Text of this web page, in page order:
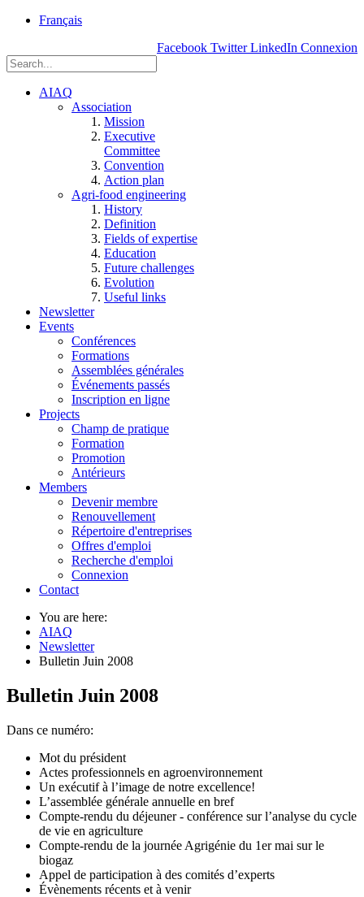
Français
Facebook Twitter LinkedIn Connexion
AIAQ
Association
Mission
Executive
Committee
Convention
Action plan
Agri-food engineering
History
Definition
Fields of expertise
Education
Future challenges
Evolution
Useful links
Newsletter
Events
Conférences
Formations
Assemblées générales
Événements passés
Inscription en ligne
Projects
Champ de pratique
Formation
Promotion
Antérieurs
Members
Devenir membre
Renouvellement
Répertoire d'entreprises
Offres d'emploi
Recherche d'emploi
Connexion
Contact
You are here:
AIAQ
Newsletter
Bulletin Juin 2008
Bulletin Juin 2008
Dans ce numéro:
Mot du président
Actes professionnels en agroenvironnement
Un exécutif à l’image de notre excellence!
L’assemblée générale annuelle en bref
Compte-rendu du déjeuner - conférence sur l’analyse du cycle
de vie en agriculture
Compte-rendu de la journée Agrigénie du 1er mai sur le
biogaz
Appel de participation à des comités d’experts
Évènements récents et à venir
Einstein, Québec
G1P